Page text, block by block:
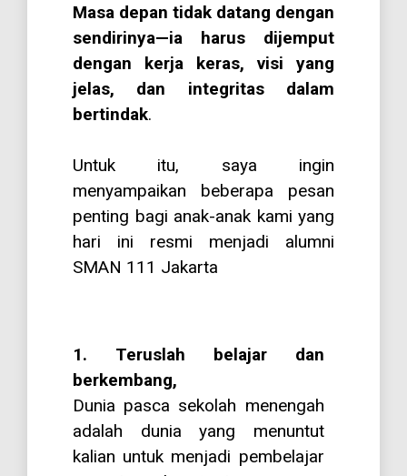
Masa depan tidak datang dengan
sendirinya—ia harus dijemput
dengan kerja keras, visi yang
jelas, dan integritas dalam
bertindak.
Untuk itu, saya ingin
menyampaikan beberapa pesan
penting bagi anak-anak kami yang
hari ini resmi menjadi alumni
SMAN 111 Jakarta
1. Teruslah belajar dan
berkembang,
Dunia pasca sekolah menengah
adalah dunia yang menuntut
kalian untuk menjadi pembelajar